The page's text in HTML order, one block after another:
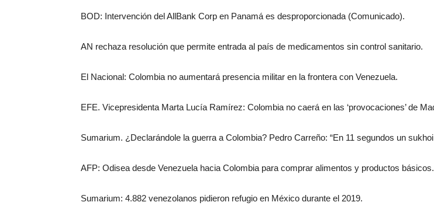
BOD: Intervención del AllBank Corp en Panamá es desproporcionada (Comunicado).
AN rechaza resolución que permite entrada al país de medicamentos sin control sanitario.
El Nacional: Colombia no aumentará presencia militar en la frontera con Venezuela.
EFE. Vicepresidenta Marta Lucía Ramírez: Colombia no caerá en las ‘provocaciones’ de
Sumarium. ¿Declarándole la guerra a Colombia? Pedro Carreño: “En 11 segundos un
AFP: Odisea desde Venezuela hacia Colombia para comprar alimentos y productos básicos.
Sumarium: 4.882 venezolanos pidieron refugio en México durante el 2019.